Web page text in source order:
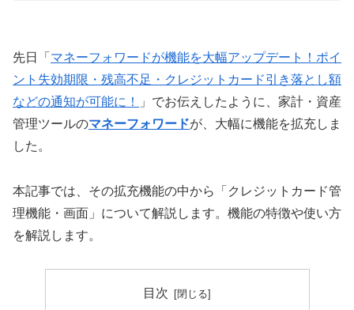
先日「 マネーフォワードが機能を大幅アップデート！ポイ
ント失効期限・残高不足・クレジットカード引き落とし額
などの通知が可能に！
」でお伝えしたように、家計・資産
管理ツールのマネーフォワードが、大幅に機能を拡充しま
した。
本記事では、その拡充機能の中から「クレジットカード管
理機能・画面」について解説します。機能の特徴や使い方
を解説します。
目次